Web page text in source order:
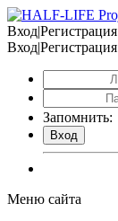
Вход|Регистрация
Вход|Регистрация
Запомнить:
Меню сайта